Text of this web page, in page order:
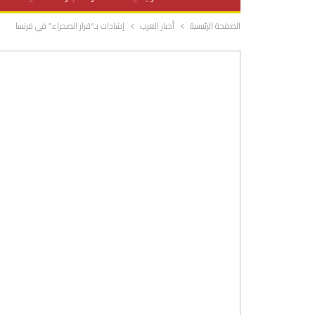
صحة وتغذية
المرأة والحياة الصفحة الرئيسية أخبار العرب إشادات بـ”قرار الصحراء” في فرنسا